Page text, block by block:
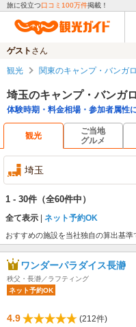
旅に役立つ口コミ100万件掲載！
ゲスト さん
観光 関東のキャンプ・バンガ
埼玉のキャンプ・バンガ
体験時期・料金相場・参加者属性
観光
ご当地
グルメ
埼玉
1 - 30件 （全60件中）
全て表示 ネット予約OK
おすすめの施設を当社独自の算出基準
ワンダーパラダイス長瀞
秩父・長瀞／ラフティング
ネット予約OK
4.9
(212件)